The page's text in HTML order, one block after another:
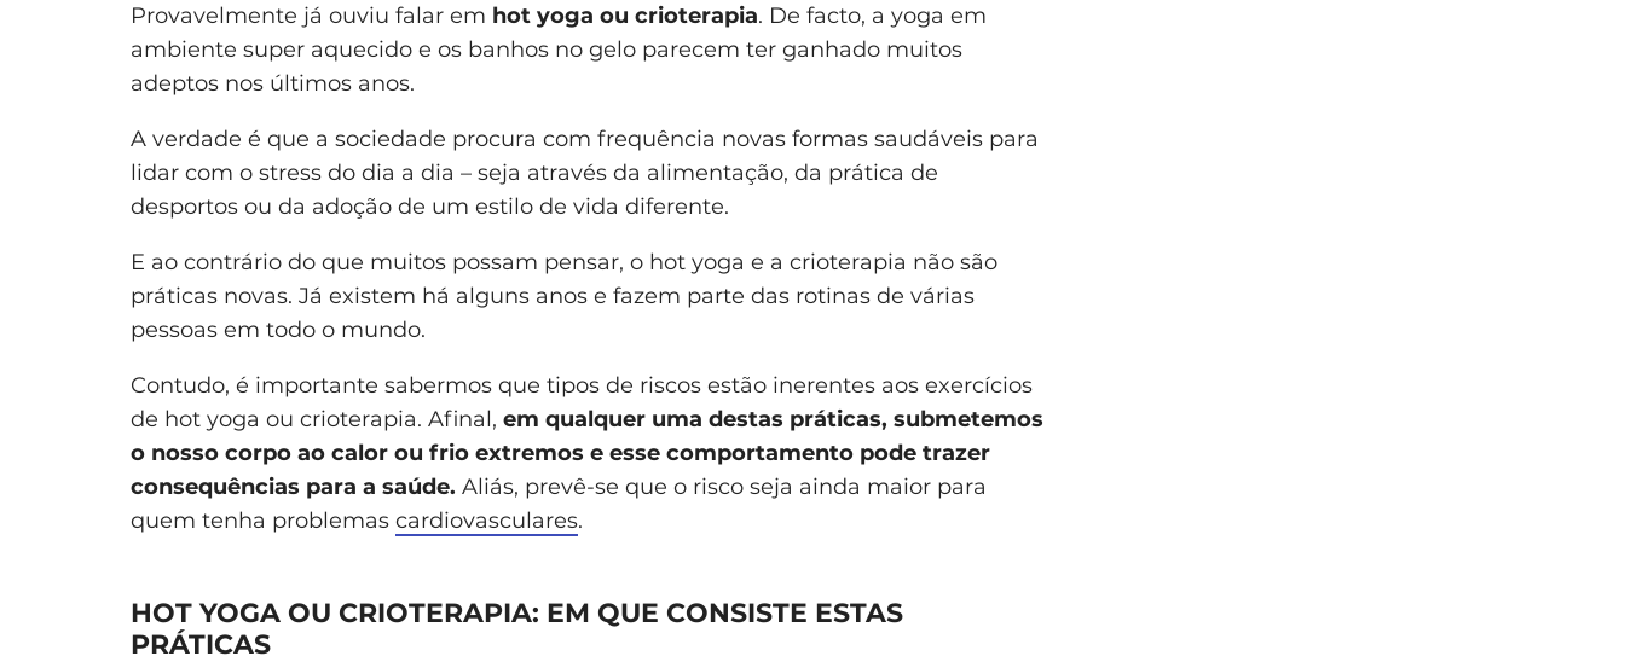
Provavelmente já ouviu falar em hot yoga ou crioterapia. De facto, a yoga em
ambiente super aquecido e os banhos no gelo parecem ter ganhado muitos
adeptos nos últimos anos.
A verdade é que a sociedade procura com frequência novas formas saudáveis para
lidar com o stress do dia a dia – seja através da alimentação, da prática de
desportos ou da adoção de um estilo de vida diferente.
E ao contrário do que muitos possam pensar, o hot yoga e a crioterapia não são
práticas novas. Já existem há alguns anos e fazem parte das rotinas de várias
pessoas em todo o mundo.
Contudo, é importante sabermos que tipos de riscos estão inerentes aos exercícios
de hot yoga ou crioterapia. Afinal, em qualquer uma destas práticas, submetemos
o nosso corpo ao calor ou frio extremos e esse comportamento pode trazer
consequências para a saúde. Aliás, prevê-se que o risco seja ainda maior para
quem tenha problemas cardiovasculares.
HOT YOGA OU CRIOTERAPIA: EM QUE CONSISTE ESTAS
PRÁTICAS